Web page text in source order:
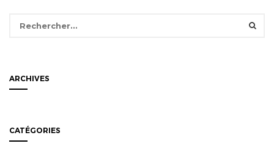
ARCHIVES
CATÉGORIES